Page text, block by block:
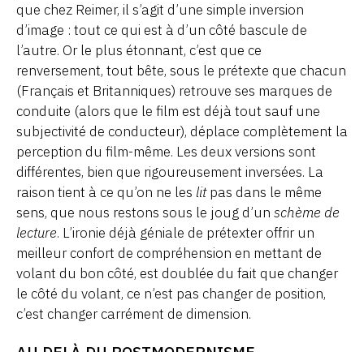
que chez Reimer, il s’agit d’une simple inversion
d’image : tout ce qui est à d’un côté bascule de
l’autre. Or le plus étonnant, c’est que ce
renversement, tout bête, sous le prétexte que chacun
(Français et Britanniques) retrouve ses marques de
conduite (alors que le film est déjà tout sauf une
subjectivité de conducteur), déplace complètement la
perception du film-même. Les deux versions sont
différentes, bien que rigoureusement inversées. La
raison tient à ce qu’on ne les litpas dans le même
sens, que nous restons sous le joug d’un schème de
lecture. L’ironie déjà géniale de prétexter offrir un
meilleur confort de compréhension en mettant de
volant du bon côté, est doublée du fait que changer
le côté du volant, ce n’est pas changer de position,
c’est changer carrément de dimension.